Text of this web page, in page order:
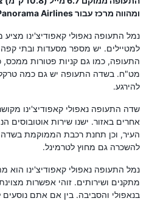
ומהווה מרכז עבור Alitalia, Blue Panorama Airlines ו-Neos Air.
נמל התעופה נאפולי קאפודיצ'ינו מציע
למטיילים. יש מספר מסעדות ובתי
התעופה, כמו גם קניות פטורות ממכס,
מט"ח. בשדה התעופה יש גם כמה
להירגע.
שדה התעופה נאפולי קאפודיצ'ינו
אחרים באזור. ישנו שירות אוטובוסים
העיר, וכן תחנת רכבת הממוקמת בשדה
להשכרה גם מחוץ לטרמינל.
נמל התעופה נאפולי קאפודיצ'ינו הוא
מתקנים ושירותים. זוהי אפשרות
בנאפולי והסביבה. בין אם אתם